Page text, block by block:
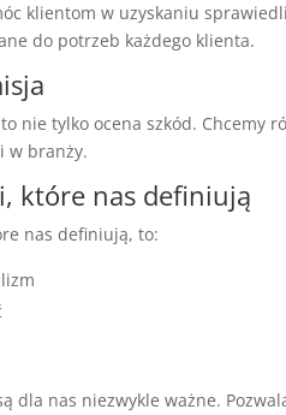
klientom w uzyskaniu
do potrzeb każdego klienta.
nie tylko ocena szkód. Chcemy
w branży.
które nas definiują
nas definiują, to:
dla nas niezwykle ważne.